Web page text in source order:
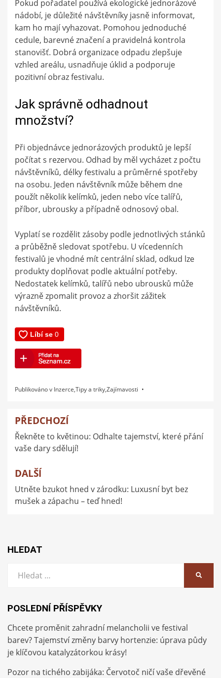
Pokud pořadatel používá ekologické jednorázové
nádobí, je důležité návštěvníky jasně informovat,
kam ho mají vyhazovat. Pomohou jednoduché
cedule, barevné značení a pravidelná kontrola
stanovišť. Dobrá organizace odpadu zlepšuje
vzhled areálu, usnadňuje úklid a podporuje
pozitivní obraz festivalu.
Jak správně odhadnout
množství?
Při objednávce jednorázových produktů je lepší
počítat s rezervou. Odhad by měl vycházet z počtu
návštěvníků, délky festivalu a průměrné spotřeby
na osobu. Jeden návštěvník může během dne
použít několik kelímků, jeden nebo více talířů,
příbor, ubrousky a případně odnosový obal.
Vyplatí se rozdělit zásoby podle jednotlivých stánků
a průběžně sledovat spotřebu. U vícedenních
festivalů je vhodné mít centrální sklad, odkud lze
produkty doplňovat podle aktuální potřeby.
Nedostatek kelímků, talířů nebo ubrousků může
výrazně zpomalit provoz a zhoršit zážitek
návštěvníků.
Publikováno v Inzerce,Tipy a triky,Zajímavosti
Navigace
pro
příspěvek
PŘEDCHOZÍ
Řekněte to květinou: Odhalte tajemství, které přání
vaše dary sdělují!
DALŠÍ
Utněte bzukot hned v zárodku: Luxusní byt bez
mušek a zápachu – teď hned!
HLEDAT
POSLEDNÍ PŘÍSPĚVKY
Chcete proměnit zahradní melancholii ve festival
barev? Tajemství změny barvy hortenzie: úprava půdy
je klíčovou katalyzátorkou krásy!
Pozor na tichého zabijáka: Červotoč ničí vaše dřevěné